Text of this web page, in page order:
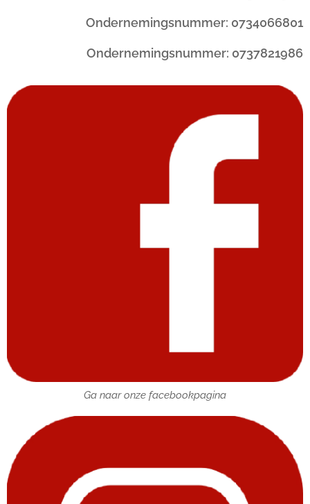
Ondernemingsnummer: 0734066801
Ondernemingsnummer: 0737821986
Ga naar onze facebookpagina